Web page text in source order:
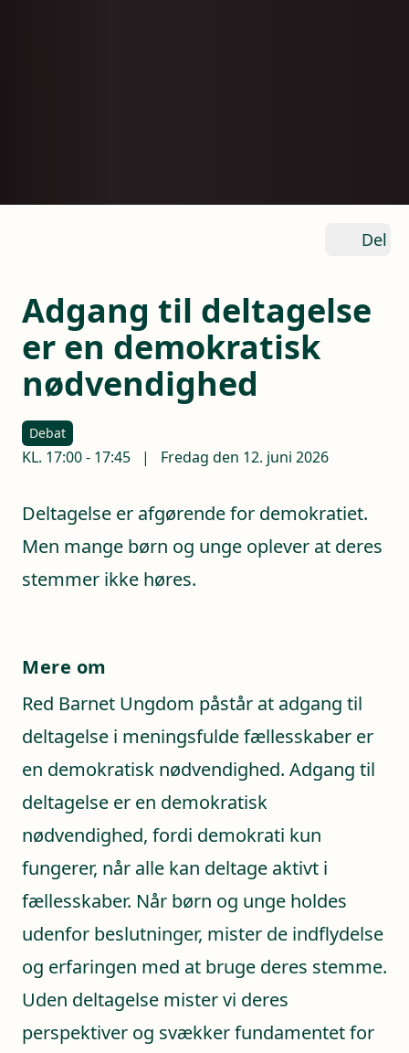
Del
Adgang til deltagelse
er en demokratisk
nødvendighed
Debat
KL. 17:00- 17:45 | Fredag den 12. juni 2026
Deltagelse er afgørende for demokratiet.
Men mange børn og unge oplever at deres
stemmer ikke høres.
Mere om
Red Barnet Ungdom påstår at adgang til
deltagelse i meningsfulde fællesskaber er
en demokratisk nødvendighed. Adgang til
deltagelse er en demokratisk
nødvendighed, fordi demokrati kun
fungerer, når alle kan deltage aktivt i
fællesskaber. Når børn og unge holdes
udenfor beslutninger, mister de indflydelse
og erfaringen med at bruge deres stemme.
Uden deltagelse mister vi deres
perspektiver og svækker fundamentet for